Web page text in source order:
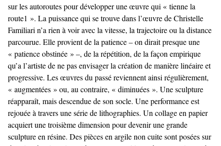
sur les autoroutes pour développer une œuvre qui « tienne la
route1 ». La puissance qui se trouve dans l’œuvre de Christelle
Familiari n’a rien à voir avec la vitesse, la trajectoire ou la distance
parcourue. Elle provient de la patience – on dirait presque une
« patience obstinée » –, de la répétition, de la façon empirique
qu’a l’artiste de ne pas envisager la création de manière linéaire et
progressive. Les œuvres du passé reviennent ainsi régulièrement,
« augmentées » ou, au contraire, « diminuées ». Une sculpture
réapparaît, mais descendue de son socle. Une performance est
rejouée à travers une série de lithographies. Un collage en papier
acquiert une troisième dimension pour devenir une grande
sculpture en résine. Des pièces en argile non cuite sont posées sur